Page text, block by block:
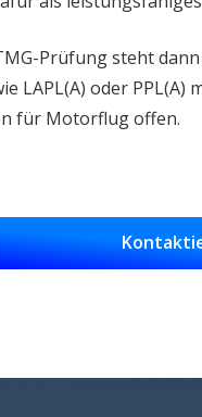
Prüfung steht
LAPL(A) oder
für Motorflug offen.